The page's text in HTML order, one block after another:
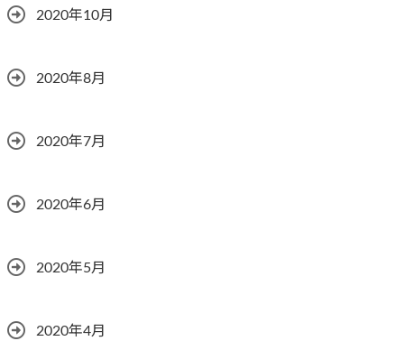
2020年10月
2020年8月
2020年7月
2020年6月
2020年5月
2020年4月